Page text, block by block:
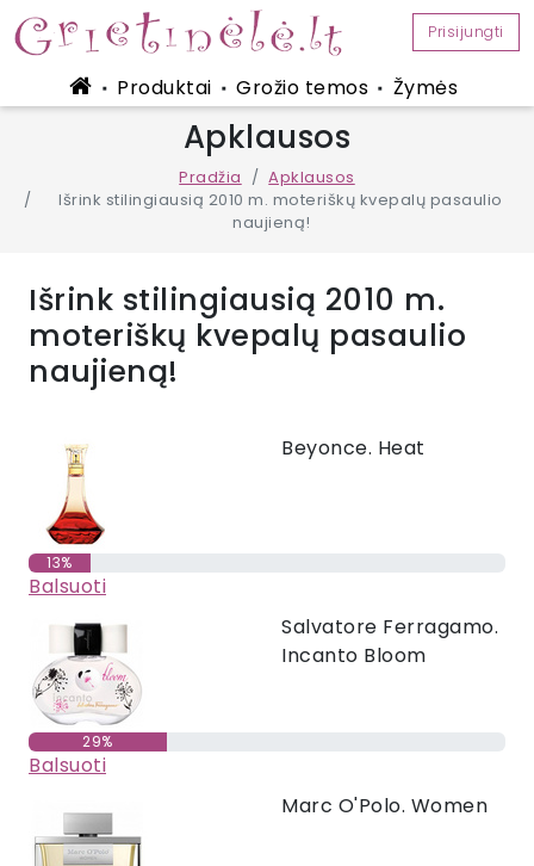
Prisijungti
■ Produktai ■ Grožio temos ■ Žymės
Apklausos
Pradžia
Apklausos
Išrink stilingiausią 2010 m. moteriškų kvepalų pasaulio
naujieną!
Išrink stilingiausią 2010 m.
moteriškų kvepalų pasaulio
naujieną!
Beyonce. Heat
13%
Balsuoti
Salvatore Ferragamo.
Incanto Bloom
29%
Balsuoti
Marc O'Polo. Women